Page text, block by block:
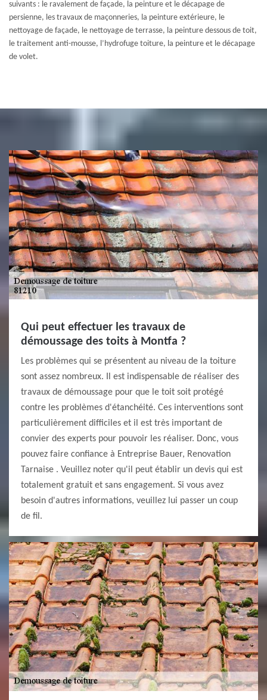
suivants : le ravalement de façade, la peinture et le décapage de
persienne, les travaux de maçonneries, la peinture extérieure, le
nettoyage de façade, le nettoyage de terrasse, la peinture dessous de toit,
le traitement anti-mousse, l’hydrofuge toiture, la peinture et le décapage
de volet.
Qui peut effectuer les travaux de
démoussage des toits à Montfa ?
Les problèmes qui se présentent au niveau de la toiture
sont assez nombreux. Il est indispensable de réaliser des
travaux de démoussage pour que le toit soit protégé
contre les problèmes d'étanchéité. Ces interventions sont
particulièrement difficiles et il est très important de
convier des experts pour pouvoir les réaliser. Donc, vous
pouvez faire confiance à Entreprise Bauer, Renovation
Tarnaise . Veuillez noter qu'il peut établir un devis qui est
totalement gratuit et sans engagement. Si vous avez
besoin d'autres informations, veuillez lui passer un coup
de fil.